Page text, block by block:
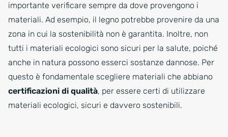
importante verificare sempre da dove provengono i
materiali. Ad esempio, il legno potrebbe provenire da una
zona in cui la sostenibilità non è garantita. Inoltre, non
tutti i materiali ecologici sono sicuri per la salute, poiché
anche in natura possono esserci sostanze dannose. Per
questo è fondamentale scegliere materiali che abbiano
certificazioni di qualità, per essere certi di utilizzare
materiali ecologici, sicuri e davvero sostenibili.